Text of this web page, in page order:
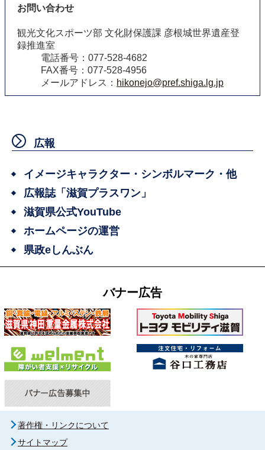
お問い合わせ
観光文化スポーツ部 文化財保護課 彦根城世界遺産登
録推進室
電話番号：077-528-4682
FAX番号：077-528-4956
メールアドレス： hikonejo@pref.shiga.lg.jp
広報
イメージキャラクター・シンボルマーク・他
広報誌「滋賀プラスワン」
滋賀県公式YouTube
ホームページの運営
県政eしんぶん
バナー広告
著作権・リンクについて
サイトマップ